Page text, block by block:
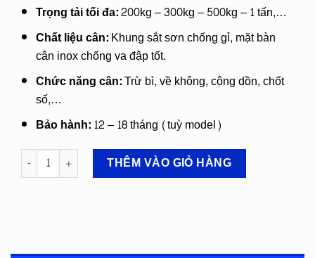
Trọng tải tối đa:200kg – 300kg – 500kg – 1 tấn,…
Chất liệu cân:Khung sắt sơn chống gỉ, mặt bàn
cân inox chống va đập tốt.
Chức năng cân:Trừ bì, về không, cộng dồn, chốt
số,…
Bảo hành:12 – 18 tháng (tuỳ model)
CÂN BÀN ĐIỆN TỬ SUPER SS số lượng
THÊM VÀO GIỎ HÀNG